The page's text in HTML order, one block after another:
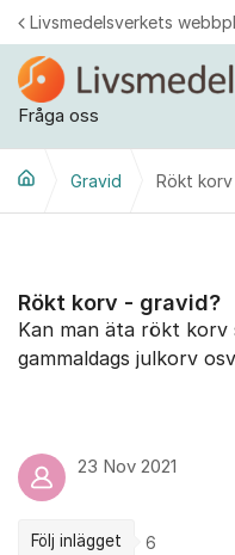
Hoppa till innehåll
Fråga oss
Livsmedelsverkets
Gravid Rökt
Rökt korv - gravid?
Kan man äta rökt korv
gammaldags julkorv
23 Nov 2021
Följ inlägget 6